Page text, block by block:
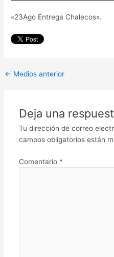
«23Ago Entrega Chalecos».
← Medios anterior
Deja una
Tu dirección de correo
campos obligatorios están
Comentario *